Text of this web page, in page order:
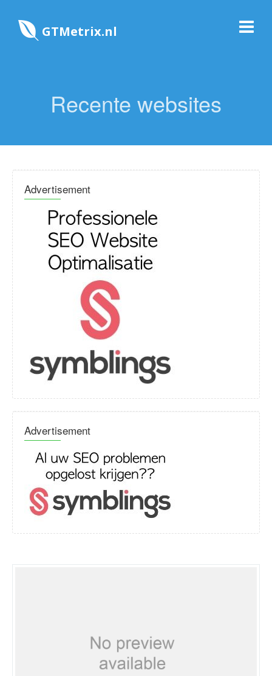
GTMetrix.nl
Recente websites
Advertisement
Advertisement